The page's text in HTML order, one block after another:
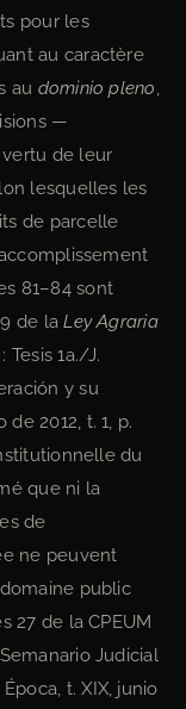
pour les
au caractère
au dominio pleno,
—
de leur
lesquelles les
de parcelle
81–84 sont
de laLey Agraria
1a./J.
y su
2012, t. 1, p.
du
que ni la
de
ne peuvent
public
27 de la CPEUM
Judicial
t. XIX, junio